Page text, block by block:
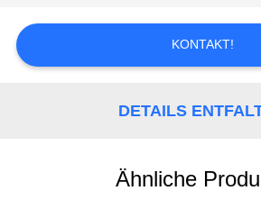
SITEMAP
KONTAKT!
DETAILS
Ähnliche